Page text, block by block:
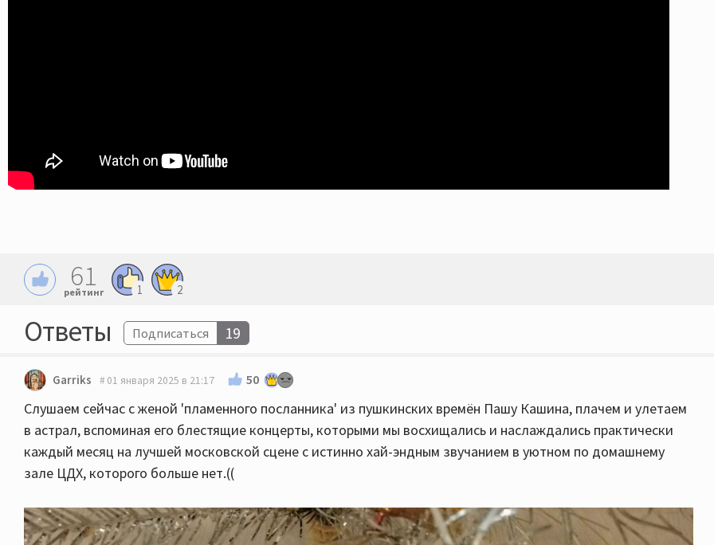
61
рейтинг 1 2
Ответы Подписаться 19
Garriks 01 января 2025 в 21:17 50
Слушаем сейчас с женой 'пламенного посланника' из пушкинских времён Пашу Кашина, плачем и улетаем
в астрал, вспоминая его блестящие концерты, которыми мы восхищались и наслаждались практически
каждый месяц на лучшей московской сцене с истинно хай-эндным звучанием в уютном по домашнему
зале ЦДХ, которого больше нет.((